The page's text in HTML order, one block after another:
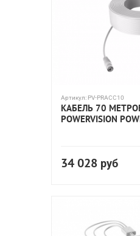
Артикул: PV-PRACC10
КАБЕЛЬ 70
POWERVISION
34 028 руб